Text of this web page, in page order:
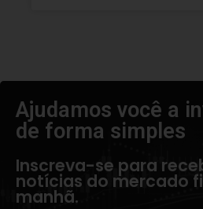
Ajudamos você a
de forma simples​
Inscreva-se para
notícias do mercado
manhã.